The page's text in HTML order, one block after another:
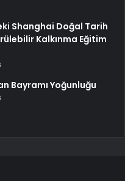
Shanghai Doğal Tarih
Kalkınma Eğitim
Bayramı Yoğunluğu